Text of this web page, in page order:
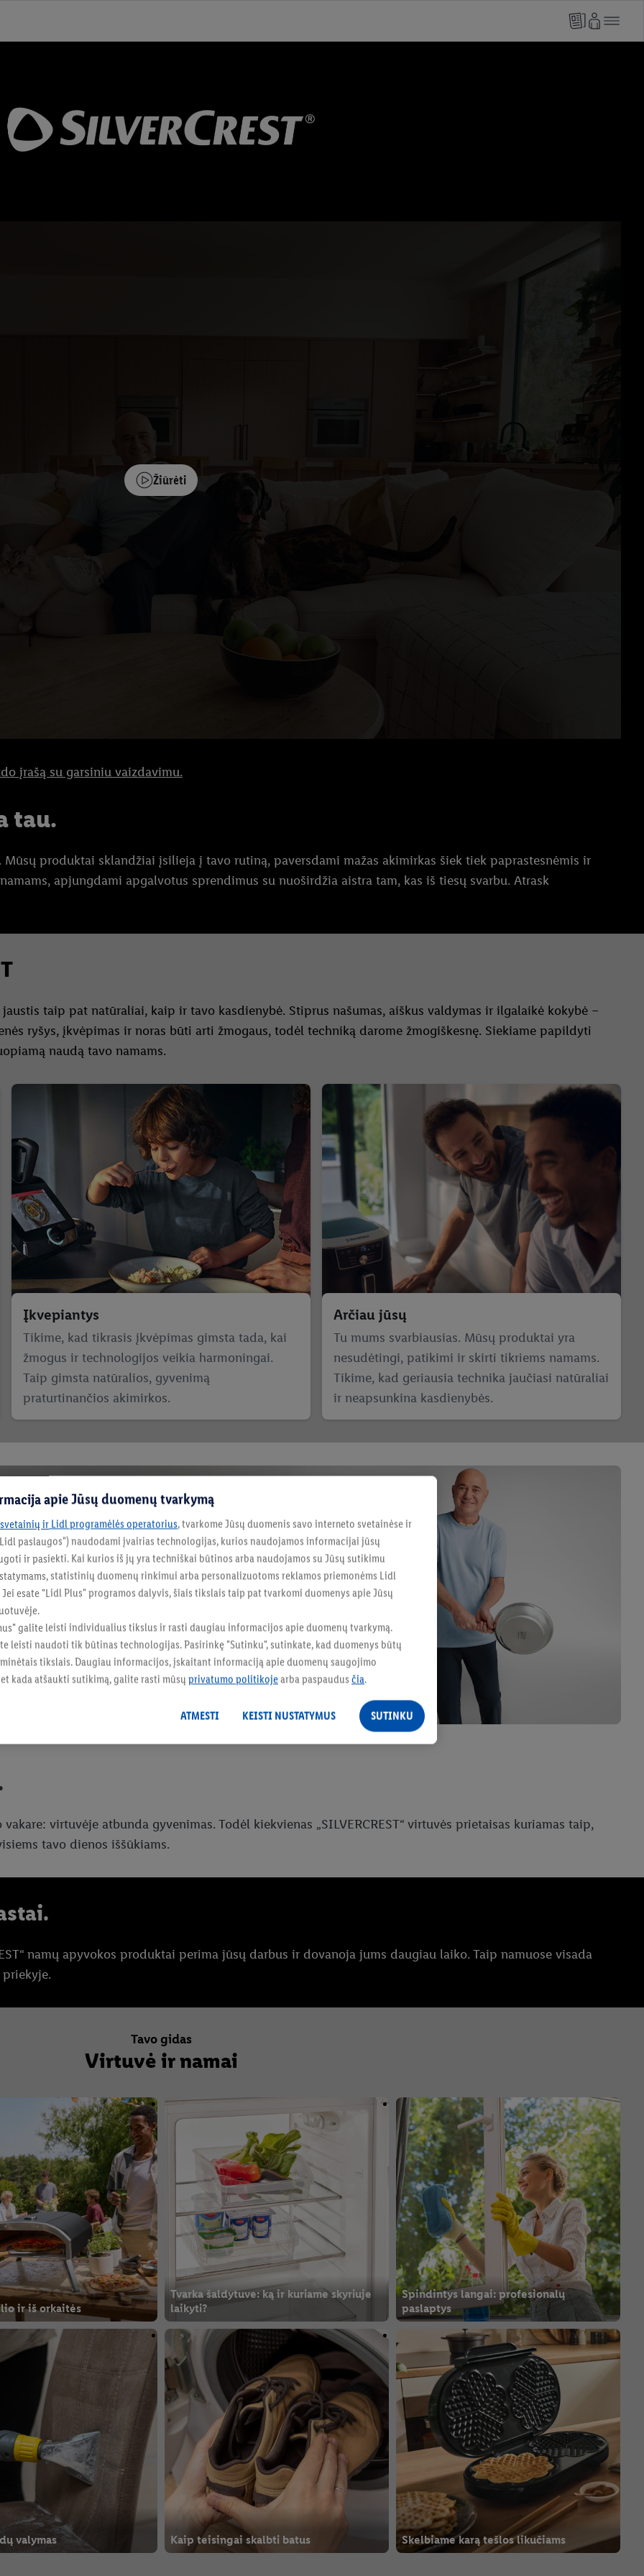
Žiūrėti
įrašą su garsiniu vaizdavimu.
tau.
produktai sklandžiai įsilieja į tavo rutiną, paversdami mažas akimirkas šiek tiek paprastesnėmis ir
apjungdami apgalvotus sprendimus su nuoširdžia aistra tam, kas iš tiesų svarbu. Atrask
taip pat natūraliai, kaip ir tavo kasdienybė. Stiprus našumas, aiškus valdymas ir ilgalaikė kokybė –
ryšys, įkvėpimas ir noras būti arti žmogaus, todėl techniką darome žmogiškesnę. Siekiame papildyti
naudą tavo namams.
Įkvepiantys
Tikime, kad tikrasis įkvėpimas gimsta tada, kai
žmogus ir technologijos veikia harmoningai.
Taip gimsta natūralios, gyvenimą
praturtinančios akimirkos.
Arčiau jūsų
Tu mums svarbiausias. Mūsų produktai yra
nesudėtingi, patikimi ir skirti tikriems namams.
Tikime, kad geriausia technika jaučiasi natūraliai
ir neapsunkina kasdienybės.
virtuvėje atbunda gyvenimas. Todėl kiekvienas „SILVERCREST“ virtuvės prietaisas kuriamas taip,
tavo dienos iššūkiams.
namų apyvokos produktai perima jūsų darbus ir dovanoja jums daugiau laiko. Taip namuose visada
Tavo gidas
Virtuvė ir namai
ir iš orkaitės
Tvarka šaldytuve: ką ir kuriame skyriuje
laikyti?
Spindintys langai: profesionalų
paslaptys
valymas Kaip teisingai skalbti batus Skelbiame karą tešlos likučiams
apie Jūsų duomenų tvarkymą
ir Lidl programėlės operatorius, tvarkome Jūsų duomenis savo interneto svetainėse ir
paslaugos") naudodami įvairias technologijas, kurios naudojamos informacijai jūsų
ir pasiekti. Kai kurios iš jų yra techniškai būtinos arba naudojamos su Jūsų sutikimu
statistinių duomenų rinkimui arba personalizuotoms reklamos priemonėms Lidl
esate "Lidl Plus" programos dalyvis, šiais tikslais taip pat tvarkomi duomenys apie Jūsų
galite leisti individualius tikslus ir rasti daugiau informacijos apie duomenų tvarkymą.
leisti naudoti tik būtinas technologijas. Pasirinkę "Sutinku", sutinkate, kad duomenys būtų
tikslais. Daugiau informacijos, įskaitant informaciją apie duomenų saugojimo
kada atšaukti sutikimą, galite rasti mūsų privatumo politikojearba paspaudus čia.
ATMESTI KEISTI NUSTATYMUS SUTINKU